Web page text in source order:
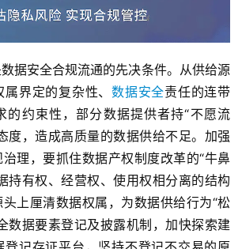
据安全合规流通的先决条件。从供给源
界定的复杂性、 数据安全责任的连带
的约束性，部分数据提供者持“不愿流
度，造成高质量的数据供给不足。加强
理，要抓住数据产权制度改革的“牛鼻
持有权、经营权、使用权相分离的结构
上厘清数据权属，为数据供给行为“松
数据要素登记及披露机制，加快探索建